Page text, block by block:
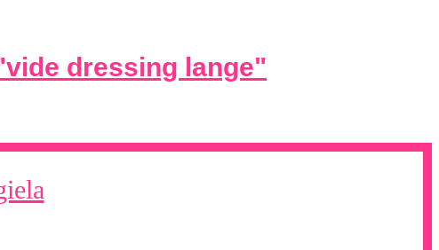
vide dressing lange"